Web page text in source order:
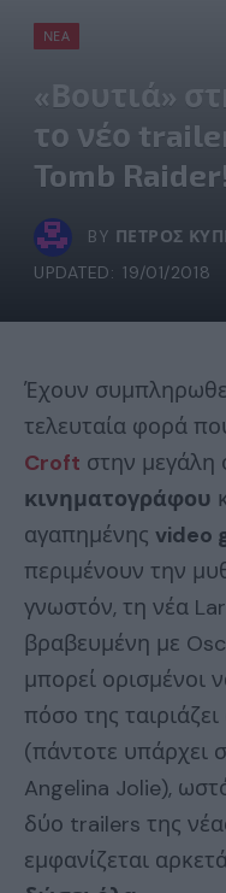
ΝΈΑ
«Βουτιά»
το νέο
Tomb
BY ΠΈΤΡΟΣ
UPDATED: 19/01/2018
Έχουν
τελευταία φορά
Croft στην μεγάλη
κινηματογράφου
αγαπημένης video
περιμένουν την
γνωστόν, τη νέα
βραβευμένη με
μπορεί ορισμένοι
πόσο της
(πάντοτε υπάρχει
Angelina Jolie),
δύο trailers της
εμφανίζεται